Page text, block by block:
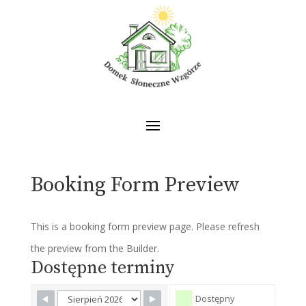
Booking Form Preview
This is a booking form preview page. Please refresh
the preview from the Builder.
Dostępne terminy
Dostępny